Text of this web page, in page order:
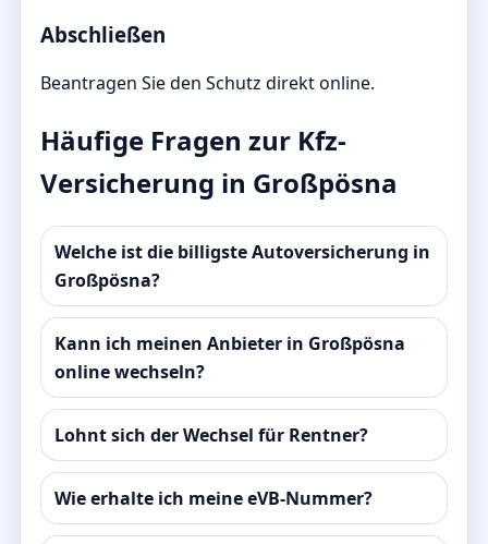
Abschließen
Beantragen Sie den Schutz direkt online.
Häufige Fragen zur Kfz-
Versicherung in Großpösna
Welche ist die billigste Autoversicherung in
Großpösna?
Kann ich meinen Anbieter in Großpösna
online wechseln?
Lohnt sich der Wechsel für Rentner?
Wie erhalte ich meine eVB-Nummer?